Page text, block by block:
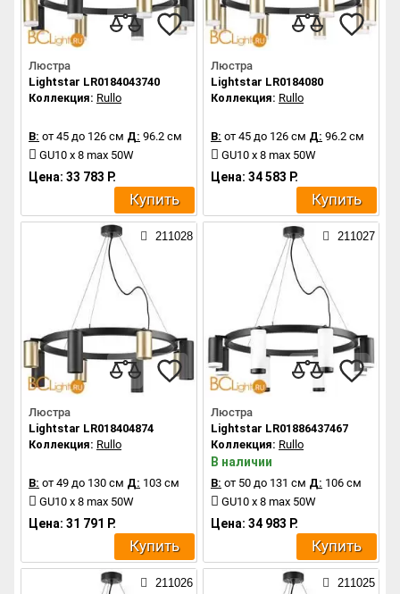
Люстра
Lightstar LR0184043740
Коллекция: Rullo
В: от 45 до 126 см Д: 96.2 см
GU10 x 8 max 50W
Цена: 33 783 Р.
Купить
Люстра
Lightstar LR0184080
Коллекция: Rullo
В: от 45 до 126 см Д: 96.2 см
GU10 x 8 max 50W
Цена: 34 583 Р.
Купить
211028
Люстра
Lightstar LR018404874
Коллекция: Rullo
В: от 49 до 130 см Д: 103 см
GU10 x 8 max 50W
Цена: 31 791 Р.
Купить
211027
Люстра
Lightstar LR01886437467
Коллекция: Rullo
В наличии
В: от 50 до 131 см Д: 106 см
GU10 x 8 max 50W
Цена: 34 983 Р.
Купить
211026 211025